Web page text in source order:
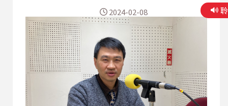
靈活，而生活中我們如何增進大腦的靈活度呢？要
多閱讀、學習新的知識、從事多種大腦刺激活動、
利用過去豐富的生活經驗及智慧。 透過規律的作
息、充足的睡眠、休閒活動、釋放生活壓力，並學
習做好情緒管理，學習以積極、樂觀的生活態度，
並且在飲食方面以地中海型食物為主。
2024-02-08